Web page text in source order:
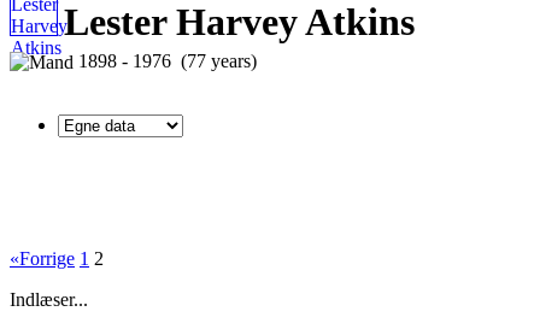
Lester Harvey Atkins
1898 - 1976 (77 years)
«Forrige 1 2
Indlæser...